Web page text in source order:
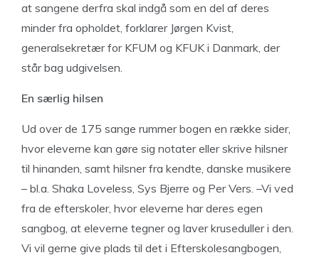
at sangene derfra skal indgå som en del af deres
minder fra opholdet, forklarer Jørgen Kvist,
generalsekretær for KFUM og KFUK i Danmark, der
står bag udgivelsen.
En særlig hilsen
Ud over de 175 sange rummer bogen en række sider,
hvor eleverne kan gøre sig notater eller skrive hilsner
til hinanden, samt hilsner fra kendte, danske musikere
– bl.a. Shaka Loveless, Sys Bjerre og Per Vers. –Vi ved
fra de efterskoler, hvor eleverne har deres egen
sangbog, at eleverne tegner og laver kruseduller i den.
Vi vil gerne give plads til det i Efterskolesangbogen,